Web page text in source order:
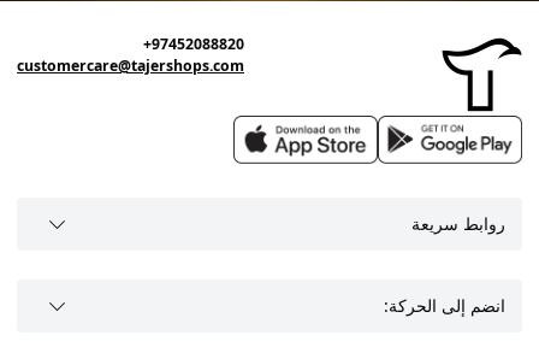
+97452088820
customercare@tajershops.com
روابط سريعة
انضم إلى الحركة: